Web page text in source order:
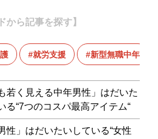
から記事を探す】
就労支援 新型無職中年
若く見える中年男性」はだいた
る“7つのコスパ最高アイテム“
性」はだいたいしている“女性